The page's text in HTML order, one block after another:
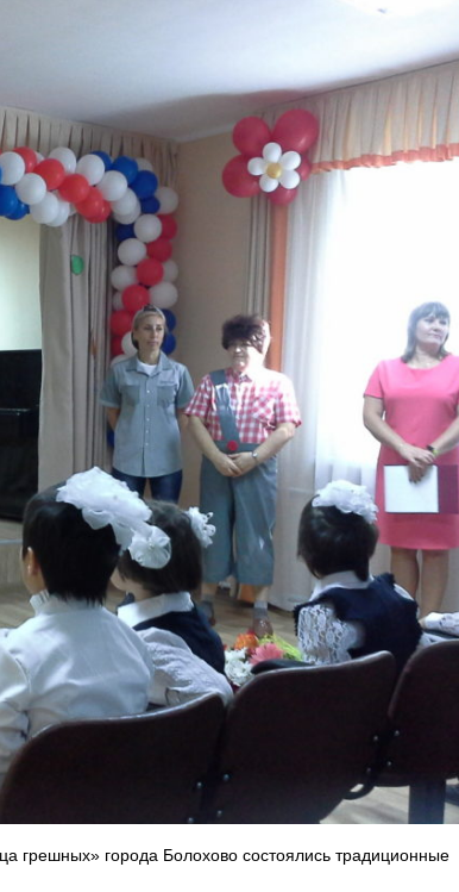
грешных» города Болохово состоялись традиционные